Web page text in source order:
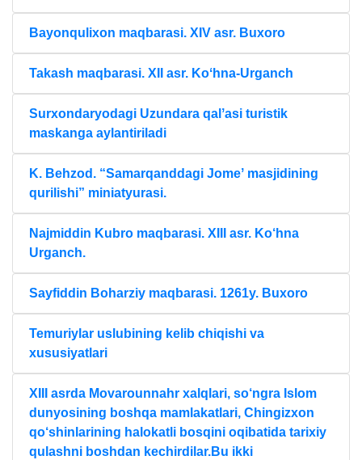
Bayonqulixon maqbarasi. XIV asr. Buxoro
Takash maqbarasi. XII asr. Koʻhna-Urganch
Surxondaryodagi Uzundara qalʼasi turistik
maskanga aylantiriladi
K. Behzod. “Samarqanddagi Jomeʼ masjidining
qurilishi” miniatyurasi.
Najmiddin Kubro maqbarasi. XIII asr. Ko‘hna
Urganch.
Sayfiddin Boharziy maqbarasi. 1261y. Buxoro
Temuriylar uslubining kelib chiqishi va
xususiyatlari
XIII asrda Movarounnahr xalqlari, so‘ngra Islom
dunyosining boshqa mamlakatlari, Chingizxon
qo‘shinlarining halokatli bosqini oqibatida tarixiy
qulashni boshdan kechirdilar.Bu ikki